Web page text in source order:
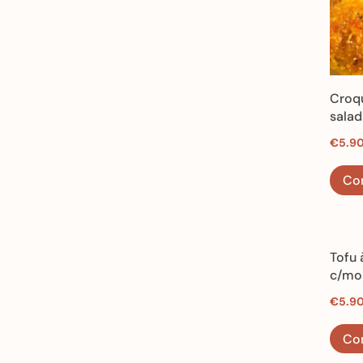
€
Tofu
c/
da
€